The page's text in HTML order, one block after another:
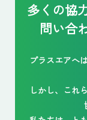
多くの協
問い合
プラスエアへ
しかし、これ